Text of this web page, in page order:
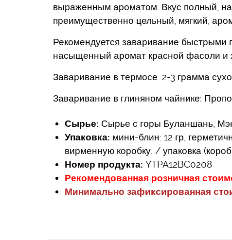
выраженным ароматом. Вкус полный,
преимущественно цельный, мягкий,
Рекомендуется заваривание быстрыми
насыщенный аромат красной фасоли и
Заваривание в термосе: 2-3 грамма
Заваривание в глиняном чайнике:
Сырье: Сырье с горы Буланшань,
Упаковка: мини-блин: 12 гр,
вирменную коробку. / упаковка
Номер продукта: YTPA12BC0208
Рекомендованная розничная
Минимально зафиксированная